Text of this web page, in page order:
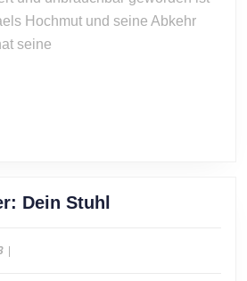
Hochmut und seine Abkehr
seine
Dein Stuhl
1.